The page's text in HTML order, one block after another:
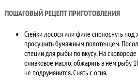
ПОШАГОВЫЙ РЕЦЕПТ ПРИГОТОВЛЕНИЯ
Стейки лосося или филе сполоснуть под
просушить бумажным полотенцем.
специи для рыбы по вкусу. На сковороде
оливковое масло, обжарить в нем рыбу
не подрумянится. Снять с огня.